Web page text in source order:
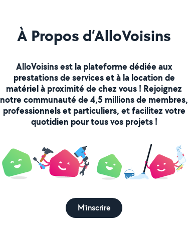
À Propos d’AlloVoisins
AlloVoisins est la plateforme dédiée aux
prestations de services et à la location de
matériel à proximité de chez vous ! Rejoignez
notre communauté de 4,5 millions de membres,
professionnels et particuliers, et facilitez votre
quotidien pour tous vos projets !
M'inscrire